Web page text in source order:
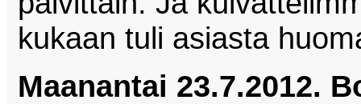
kukaan tuli asiasta
Maanantai 23.7.2012.